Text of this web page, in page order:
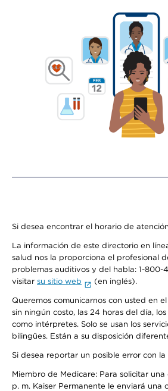
Si desea encontrar el horario de
La información de este directorio en
salud nos la proporciona el profesional
problemas auditivos y del habla: 1-
visitar su sitio web (en inglés).
Queremos comunicarnos con usted en
sin ningún costo, las 24 horas del día,
como intérpretes. Solo se usan los
bilingües. Están a su disposición
Si desea reportar un posible error con
Miembro de Medicare: Para solicitar
p. m. Kaiser Permanente le enviará